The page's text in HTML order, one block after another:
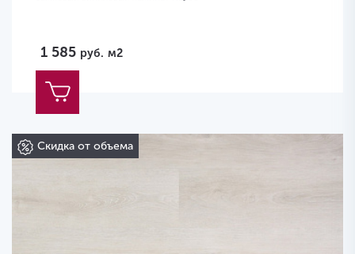
1 585 руб. м2
Скидка от объема